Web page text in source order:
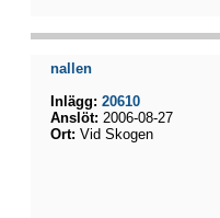
nallen
Inlägg: 20610
Anslöt: 2006-08-27
Ort: Vid Skogen